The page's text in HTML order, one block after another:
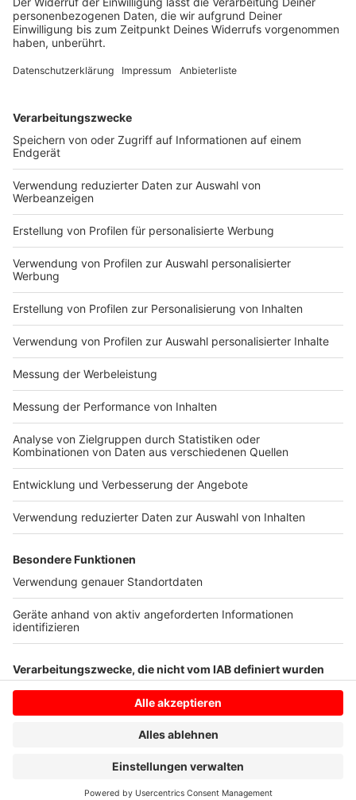
desinfizieren.
• Es ist immer der kürzeste Weg vom Eingang zum
• Besucher müssen mindestens 1,5 Meter Abstand zu
Nicht-Angehörigen einhalten.
• In Mehrbettzimmern ist kein gleichzeitiger Besuch
möglich. Soweit medizinische, soziale oder
palliativmedizinische Gründe eine Ausnahme notwendig
machen, können nach vorheriger
Absprache im Einzelfall Ausnahmen von der
bestehenden Besuchsregelung zugelassen werden.
Gesonderte Regelungen bestehen auch für
Teilbereiche der Krankenhäuser, wie z.B. der Klinik für
Kinder- und Jugendmedizin. Wenn das aktuelle
Infektionsgeschehen dies erfordert, können für
einzelne Krankenhausstandorte oder einzelne
erlassen werden.